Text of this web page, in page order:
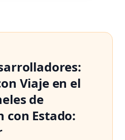
Viaje en el
de
con Estado: